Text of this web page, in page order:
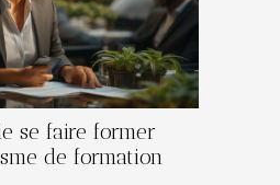
se faire former
de formation